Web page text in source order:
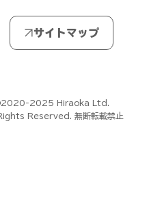
（お盆休み）のお知らせ
2025 Hiraoka Ltd.
Reserved. 無断転載禁止